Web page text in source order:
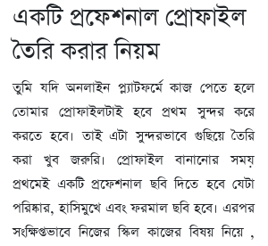
একটি প্রফেশনাল প্রোফাইল
তৈরি করার নিয়ম
তুমি যদি অনলাইন প্ল্যাটফর্মে কাজ পেতে হলে
তোমার প্রোফাইলটাই হবে প্রথম সুন্দর করে
করতে হবে। তাই এটা সুন্দরভাবে গুছিয়ে তৈরি
করা খুব জরুরি। প্রোফাইল বানানোর সময়
প্রথমেই একটি প্রফেশনাল ছবি দিতে হবে যেটা
পরিষ্কার, হাসিমুখে এবং ফরমাল ছবি হবে। এরপর
সংক্ষিপ্তভাবে নিজের স্কিল কাজের বিষয় নিয়ে ,